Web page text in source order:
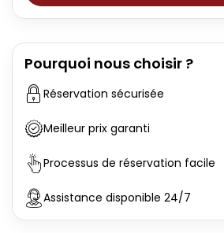
Pourquoi nous choisir ?
Réservation sécurisée
Meilleur prix garanti
Processus de réservation facile
Assistance disponible 24/7